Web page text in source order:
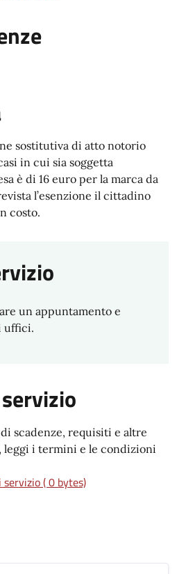
sostitutiva di atto notorio
in cui sia soggetta
è di 16 euro per la marca da
l’esenzione il cittadino
costo.
un appuntamento e
uffici.
scadenze, requisiti e altre
i termini e le condizioni
( 0 bytes)